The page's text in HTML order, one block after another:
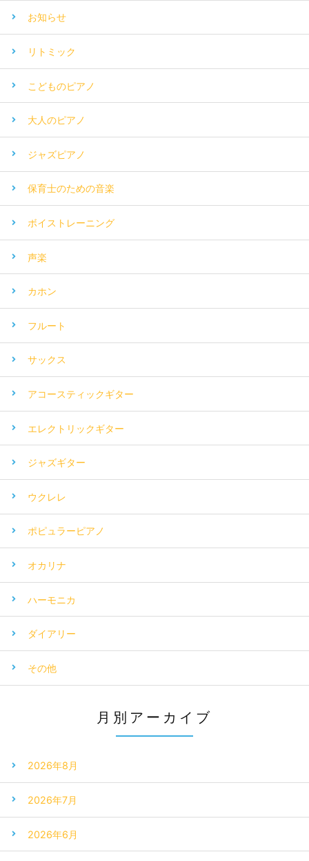
お知らせ
リトミック
こどものピアノ
大人のピアノ
ジャズピアノ
保育士のための音楽
ボイストレーニング
声楽
カホン
フルート
サックス
アコースティックギター
エレクトリックギター
ジャズギター
ウクレレ
ポピュラーピアノ
オカリナ
ハーモニカ
ダイアリー
その他
月別アーカイブ
2026年8月
2026年7月
2026年6月